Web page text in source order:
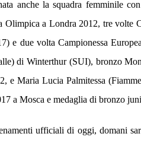
anche la squadra femminile
Olimpica a Londra 2012, tre volte
e due volta Campionessa
di Winterthur (SUI), bronzo
e Maria Lucia Palmitessa
a Mosca e medaglia di bronzo
ufficiali di oggi, domani